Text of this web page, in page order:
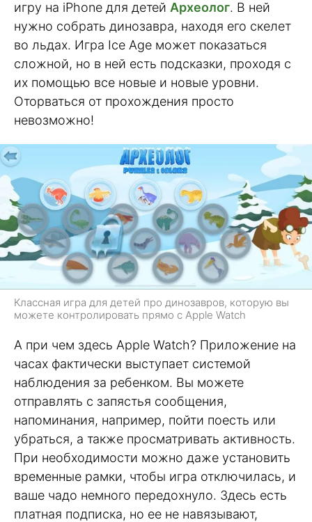
игру на iPhone для детей Археолог. В ней
нужно собрать динозавра, находя его скелет
во льдах. Игра Ice Age может показаться
сложной, но в ней есть подсказки, проходя с
их помощью все новые и новые уровни.
Оторваться от прохождения просто
невозможно!
Классная игра для детей про динозавров, которую вы
можете контролировать прямо с Apple Watch
А при чем здесь Apple Watch? Приложение на
часах фактически выступает системой
наблюдения за ребенком. Вы можете
отправлять с запястья сообщения,
напоминания, например, пойти поесть или
убраться, а также просматривать активность.
При необходимости можно даже установить
временные рамки, чтобы игра отключилась, и
ваше чадо немного передохнуло. Здесь есть
платная подписка, но ее не навязывают,